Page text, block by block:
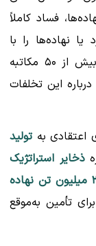
فساد کاملاً
یا نهاده‌ها را با
پشت‌فاکتوری و زیرمیزی می‌فروشد. تاکنون بیش از ۵۰ مکاتبه
این تخلفات
اعتقادی بهتولید
ذخایر استراتژیک
۲۱.۵ میلیون تن نهاده
تأمین به‌موقع